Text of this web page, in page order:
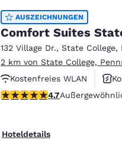
AUSZEICHNUNGEN
Comfort Suites
132 Village Dr., State College,
2 km von State College,
Kostenfreies WLAN
Rauchfrei
4.67-Sterne-Bewertung.
4.7
Hoteldetails